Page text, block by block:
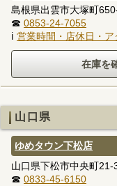
島根県出雲市大塚町
☎ 0853-24-7055
ℹ 営業時間・店休日・
山口県
ゆめタウン下松店
山口県下松市中央町
☎ 0833-45-6150